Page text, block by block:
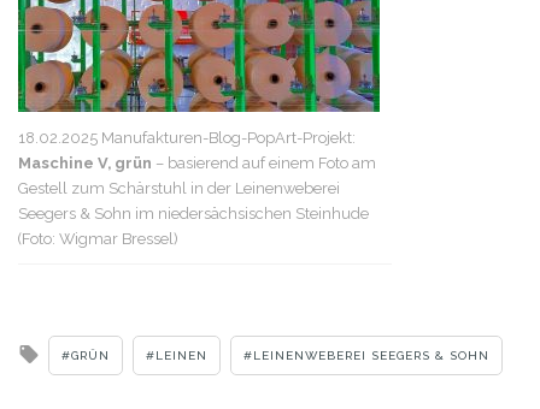
18.02.2025 Manufakturen-Blog-PopArt-Projekt:
Maschine V, grün – basierend auf einem Foto am
Gestell zum Schärstuhl in der Leinenweberei
Seegers & Sohn im niedersächsischen Steinhude
(Foto: Wigmar Bressel)
Tagged
GRÜN LEINEN LEINENWEBEREI SEEGERS & SOHN